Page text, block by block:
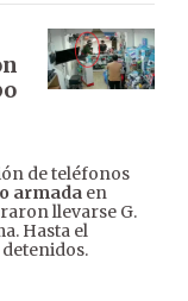
de teléfonos
armada en
llevarse G.
Hasta el